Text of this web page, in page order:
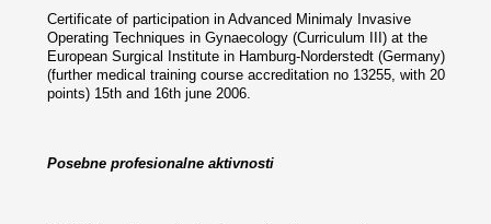
Certificate of participation in Advanced Minimaly Invasive
Operating Techniques in Gynaecology (Curriculum III) at the
European Surgical Institute in Hamburg-Norderstedt (Germany)
(further medical training course accreditation no 13255, with 20
points) 15th and 16th june 2006.
Posebne profesionalne aktivnosti